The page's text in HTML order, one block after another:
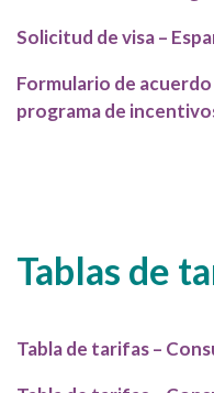
Solicitud de visa –
Formulario de
programa de
Tablas de
Tabla de tarifas –